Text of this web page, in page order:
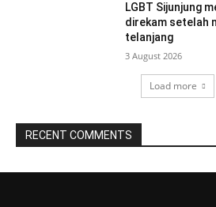
LGBT Sijunjung
direkam setelah
telanjang
3 August 2026
Load more
RECENT COMMENTS